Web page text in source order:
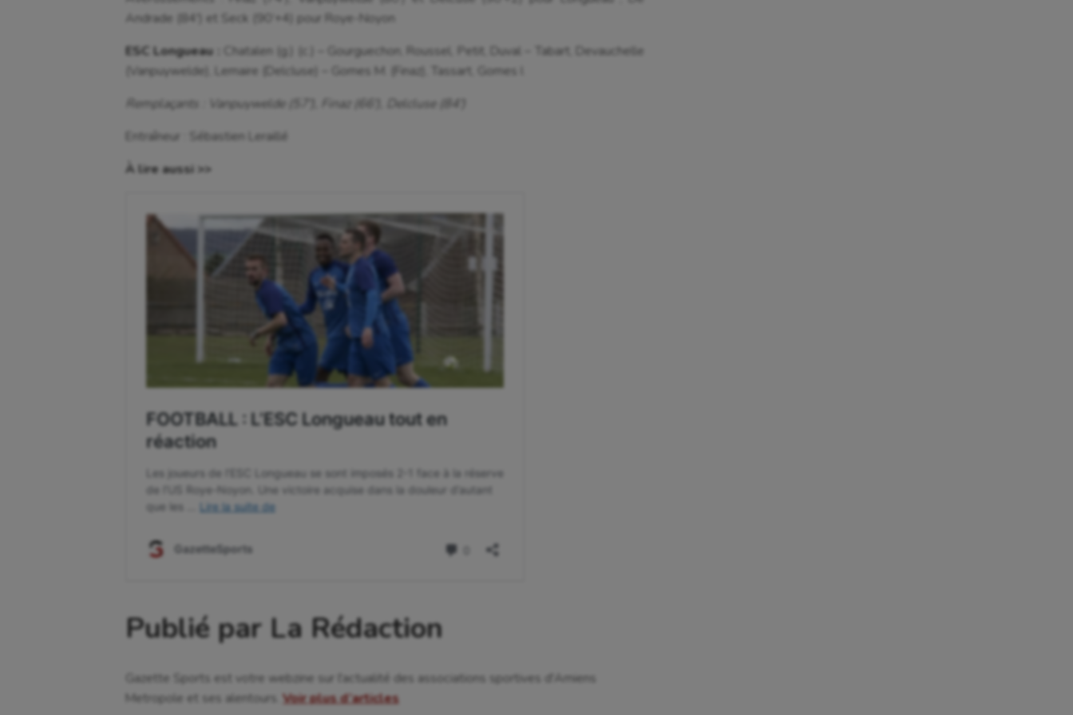
Andrade (84′) et Seck (90’+4) pour Roye-Noyon
ESC Longueau :
Chatalen (g.) (c.) – Gourguechon, Roussel, Petit, Duval – Tabart, Devauchelle
(Vanpuywelde), Lemaire (Delcluse) – Gomes M. (Finaz), Tassart, Gomes I.
Remplaçants : Vanpuywelde (57′), Finaz (66′), Delcluse (84′)
Entraîneur : Sébastien Leraillé
À lire aussi >>
Publié par La Rédaction
Gazette Sports est votre webzine sur l'actualité des associations sportives d'Amiens
Metropole et ses alentours. Voir plus d’articles